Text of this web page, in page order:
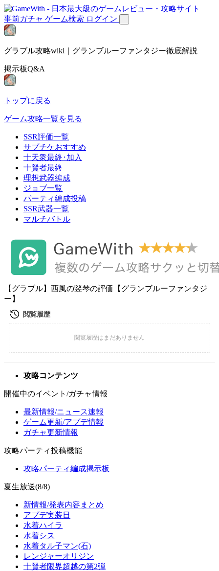
事前ガチャ ゲーム検索 ログイン
グラブル攻略wiki｜グランブルーファンタジー徹底解説
掲示板Q&A
トップに戻る
ゲーム攻略一覧を見る
SSR評価一覧
サプチケおすすめ
十天衆最終･加入
十賢者最終
理想武器編成
ジョブ一覧
パーティ編成投稿
SSR武器一覧
マルチバトル
【グラブル】西風の竪琴の評価【グランブルーファンタジ
ー】
攻略コンテンツ
開催中のイベント/ガチャ情報
最新情報/ニュース速報
ゲーム更新/アプデ情報
ガチャ更新情報
攻略パーティ投稿機能
攻略パーティ編成掲示板
夏生放送(8/8)
新情報/発表内容まとめ
アプデ実装日
水着ハイラ
水着シス
水着タル子マン(石)
レンジャーオリジン
十賢者限界超越の第2弾